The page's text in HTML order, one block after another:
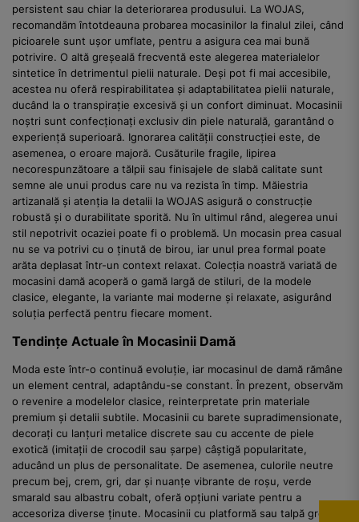
persistent sau chiar la deteriorarea produsului. La WOJAS,
recomandăm întotdeauna probarea mocasinilor la finalul zilei, când
picioarele sunt ușor umflate, pentru a asigura cea mai bună
potrivire. O altă greșeală frecventă este alegerea materialelor
sintetice în detrimentul pielii naturale. Deși pot fi mai accesibile,
acestea nu oferă respirabilitatea și adaptabilitatea pielii naturale,
ducând la o transpirație excesivă și un confort diminuat. Mocasinii
noștri sunt confecționați exclusiv din piele naturală, garantând o
experiență superioară. Ignorarea calității construcției este, de
asemenea, o eroare majoră. Cusăturile fragile, lipirea
necorespunzătoare a tălpii sau finisajele de slabă calitate sunt
semne ale unui produs care nu va rezista în timp. Măiestria
artizanală și atenția la detalii la WOJAS asigură o construcție
robustă și o durabilitate sporită. Nu în ultimul rând, alegerea unui
stil nepotrivit ocaziei poate fi o problemă. Un mocasin prea casual
nu se va potrivi cu o ținută de birou, iar unul prea formal poate
arăta deplasat într-un context relaxat. Colecția noastră variată de
mocasini damă acoperă o gamă largă de stiluri, de la modele
clasice, elegante, la variante mai moderne și relaxate, asigurând
soluția perfectă pentru fiecare moment.
Tendințe Actuale în Mocasinii Damă
Moda este într-o continuă evoluție, iar mocasinul de damă rămâne
un element central, adaptându-se constant. În prezent, observăm
o revenire a modelelor clasice, reinterpretate prin materiale
premium și detalii subtile. Mocasinii cu barete supradimensionate,
decorați cu lanțuri metalice discrete sau cu accente de piele
exotică (imitații de crocodil sau șarpe) câștigă popularitate,
aducând un plus de personalitate. De asemenea, culorile neutre
precum bej, crem, gri, dar și nuanțe vibrante de roșu, verde
smarald sau albastru cobalt, oferă opțiuni variate pentru a
accesoriza diverse ținute. Mocasinii cu platformă sau talpă groasă